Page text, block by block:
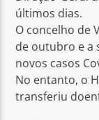
últimos dias.
O concelho de
de outubro e a
novos casos
No entanto, o
transferiu